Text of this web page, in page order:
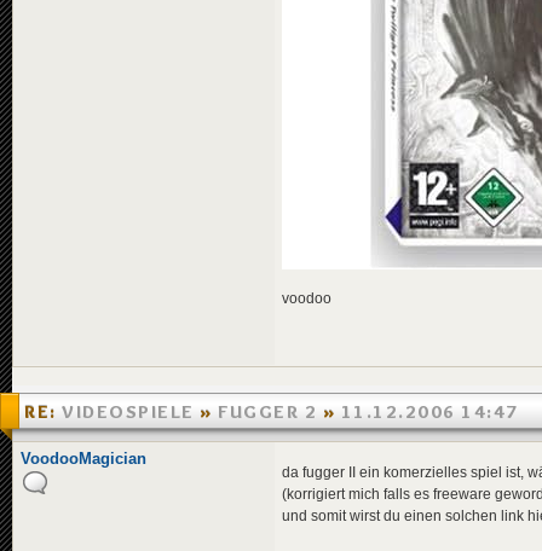
voodoo
RE: VIDEOSPIELE » FUGGER 2 » 11.12.2006 14:47
VoodooMagician
da fugger II ein komerzielles spiel ist,
(korrigiert mich falls es freeware
und somit wirst du einen solchen link